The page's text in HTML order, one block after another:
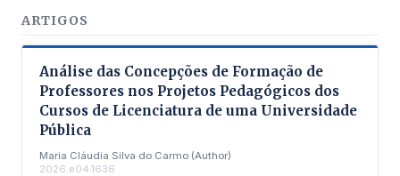
ARTIGOS
Análise das Concepções de Formação de
Professores nos Projetos Pedagógicos dos
Cursos de Licenciatura de uma Universidade
Pública
Maria Cláudia Silva do Carmo (Author)
2026.e04.1636